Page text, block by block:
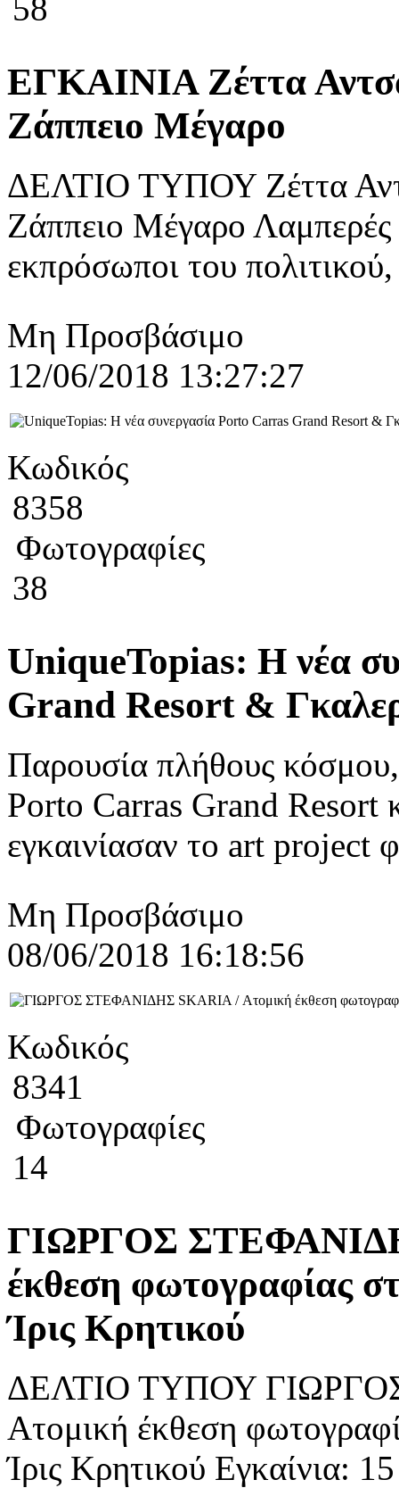
58
ΕΓΚΑΙΝΙΑ Ζέττα
Ζάππειο Μέγαρο
ΔΕΛΤΙΟ ΤΥΠΟΥ Ζέττα
Ζάππειο Μέγαρο Λαμπερές
εκπρόσωποι του πολιτικού,
Μη Προσβάσιμο
12/06/2018 13:27:27
Κωδικός
8358
Φωτογραφίες
38
UniqueTopias: Η νέα
Grand Resort &
Παρουσία πλήθους
Porto Carras Grand Resort
εγκαινίασαν το art project
Μη Προσβάσιμο
08/06/2018 16:18:56
Κωδικός
8341
Φωτογραφίες
14
ΓΙΩΡΓΟΣ
έκθεση φωτογραφίας
Ίρις Κρητικού
ΔΕΛΤΙΟ ΤΥΠΟΥ
Ατομική έκθεση
Ίρις Κρητικού Εγκαίνια: